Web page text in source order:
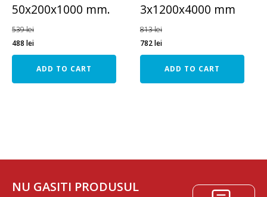
50x200x1000 mm.
539lei
488 lei
ADD TO CART
3x1200x4000 mm
813lei
782lei
ADD TO CART
NU GASITI PRODUSUL